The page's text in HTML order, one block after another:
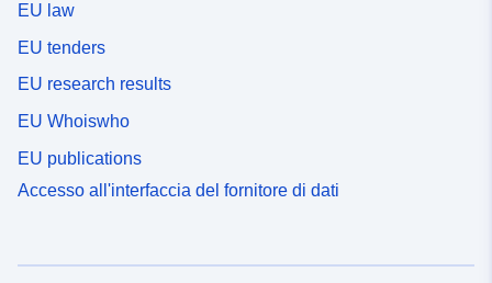
EU law
EU tenders
EU research results
EU Whoiswho
EU publications
Accesso all'interfaccia del fornitore di dati